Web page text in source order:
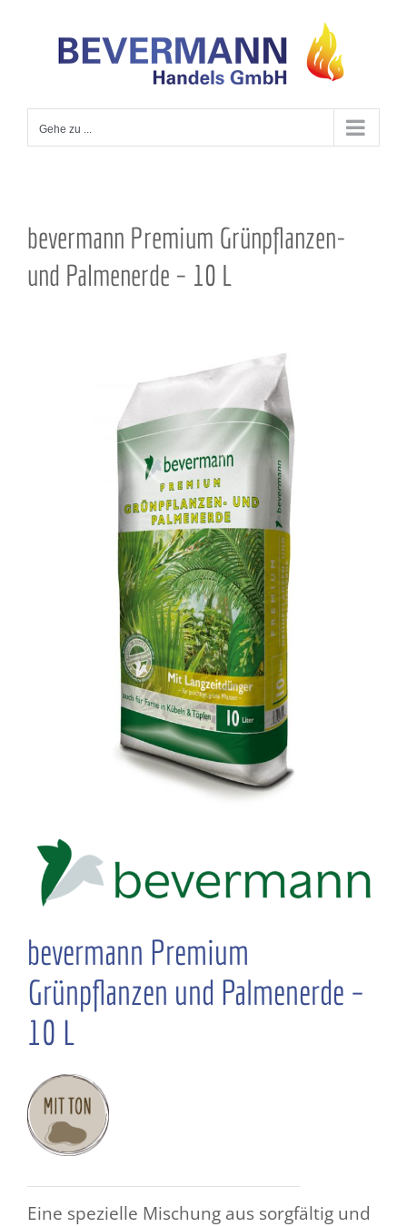
Gehe zu ...
bevermann Premium Grünpflanzen-
und Palmenerde – 10 L
bevermann Premium
Grünpflanzen und Palmenerde –
10 L
Eine spezielle Mischung aus sorgfältig und